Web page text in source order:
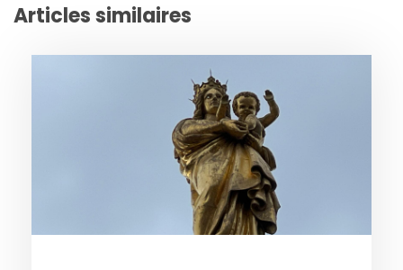
Articles similaires